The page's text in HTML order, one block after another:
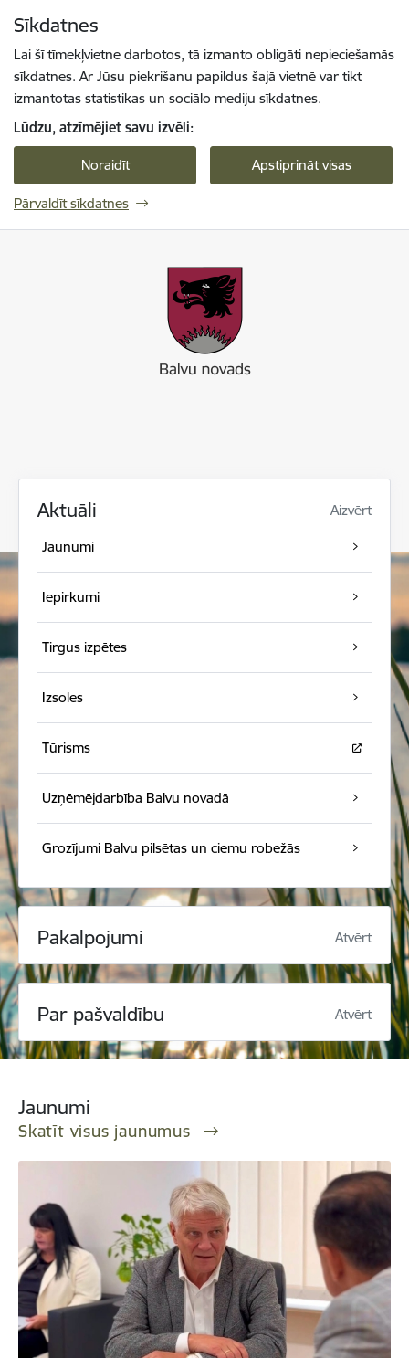
Sīkdatnes
Lai šī tīmekļvietne darbotos, tā izmanto obligāti nepieciešamās
sīkdatnes. Ar Jūsu piekrišanu papildus šajā vietnē var tikt
izmantotas statistikas un sociālo mediju sīkdatnes.
Lūdzu, atzīmējiet savu izvēli:
Noraidīt Apstiprināt visas
Pārvaldīt sīkdatnes
Aktuāli Aizvērt
Jaunumi
Iepirkumi
Tirgus izpētes
Izsoles
Tūrisms
Uzņēmējdarbība Balvu novadā
Grozījumi Balvu pilsētas un ciemu robežās
Pakalpojumi Atvērt
Par pašvaldību Atvērt
Jaunumi
Skatīt visus jaunumus